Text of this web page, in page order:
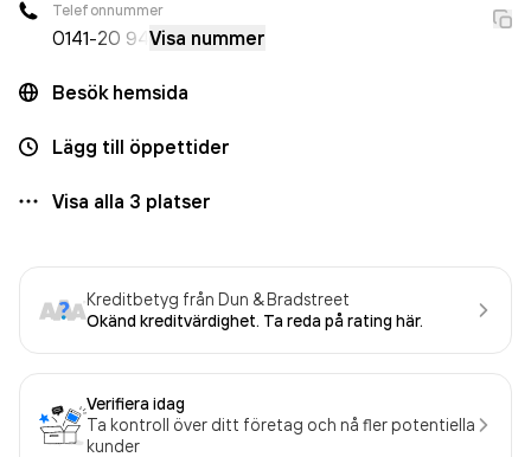
Telefonnummer
0141-20 94 Visa nummer
Besök hemsida
Lägg till öppettider
Visa alla 3 platser
Kreditbetyg från Dun & Bradstreet
Okänd kreditvärdighet. Ta reda på rating här.
Verifiera idag
Ta kontroll över ditt företag och nå fler potentiella
kunder